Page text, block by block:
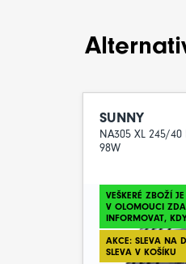
SUNNY
NA305 XL 245/40
98W
VEŠKERÉ ZBOŽÍ
V OLOMOUCI
INFORMOVAT,
AKCE: SLEVA NA
SLEVA V KOŠÍKU